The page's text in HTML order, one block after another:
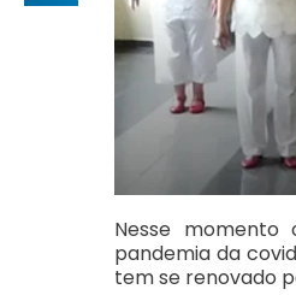
Nesse momento
pandemia da
tem se renovado